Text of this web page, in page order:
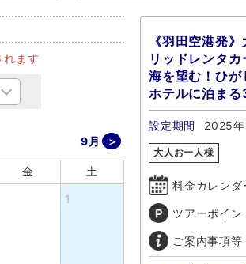
れます
9月
金 土
1
《羽田空港発
リッドレンタ
海を望む！ひ
ホテルに泊ま
設定期間 2025
大人お一人様
料金カレンダ
ツアーポイン
ご案内事項等